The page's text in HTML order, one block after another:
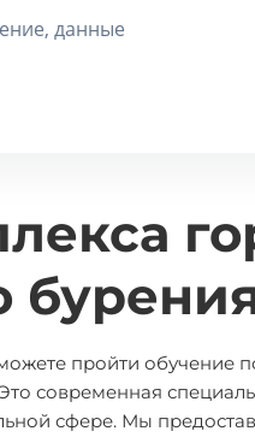
данные
пройти обучение
современная
сфере. Мы